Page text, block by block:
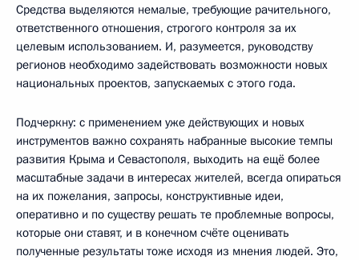
Средства выделяются немалые, требующие рачительного,
ответственного отношения, строгого контроля за их
целевым использованием. И, разумеется, руководству
регионов необходимо задействовать возможности новых
национальных проектов, запускаемых с этого года.
Подчеркну: с применением уже действующих и новых
инструментов важно сохранять набранные высокие темпы
развития Крыма и Севастополя, выходить на ещё более
масштабные задачи в интересах жителей, всегда опираться
на их пожелания, запросы, конструктивные идеи,
оперативно и по существу решать те проблемные вопросы,
которые они ставят, и в конечном счёте оценивать
полученные результаты тоже исходя из мнения людей. Это,